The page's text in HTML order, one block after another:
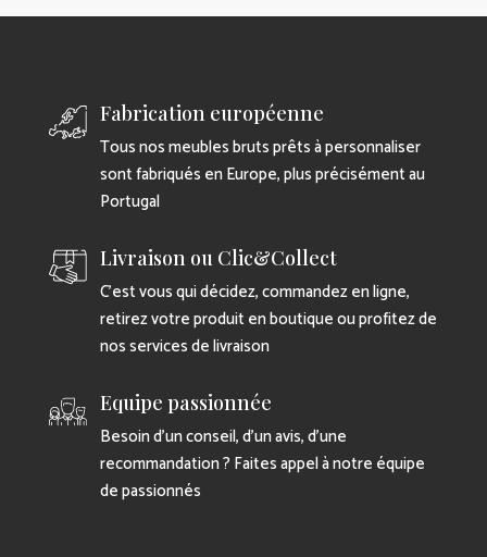
Fabrication européenne
Tous nos meubles bruts prêts à personnaliser
sont fabriqués en Europe, plus précisément au
Portugal
Livraison ou Clic&Collect
C’est vous qui décidez, commandez en ligne,
retirez votre produit en boutique ou profitez de
nos services de livraison
Equipe passionnée
Besoin d’un conseil, d’un avis, d’une
recommandation ? Faites appel à notre équipe
de passionnés